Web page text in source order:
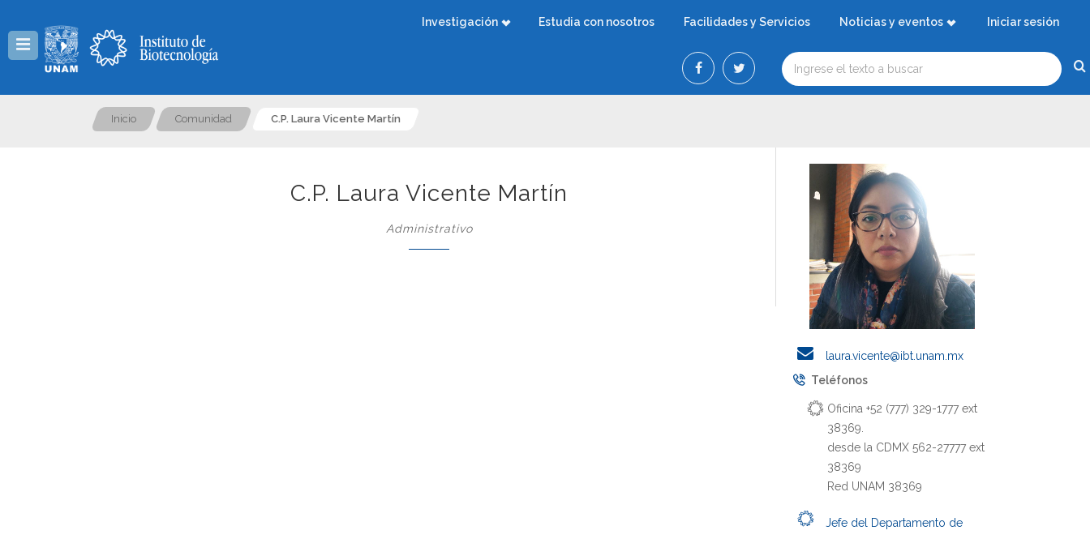
Investigación Estudia con nosotros Facilidades y Servicios Noticias y eventos Iniciar sesión
Inicio Comunidad C.P. Laura Vicente Martín
C.P. Laura Vicente Martín
Administrativo
laura.vicente@ibt.unam.mx
Teléfonos
Oficina +52 (777) 329-1777 ext
38369.
desde la CDMX 562-27777 ext
38369
Red UNAM 38369
Jefe del Departamento de